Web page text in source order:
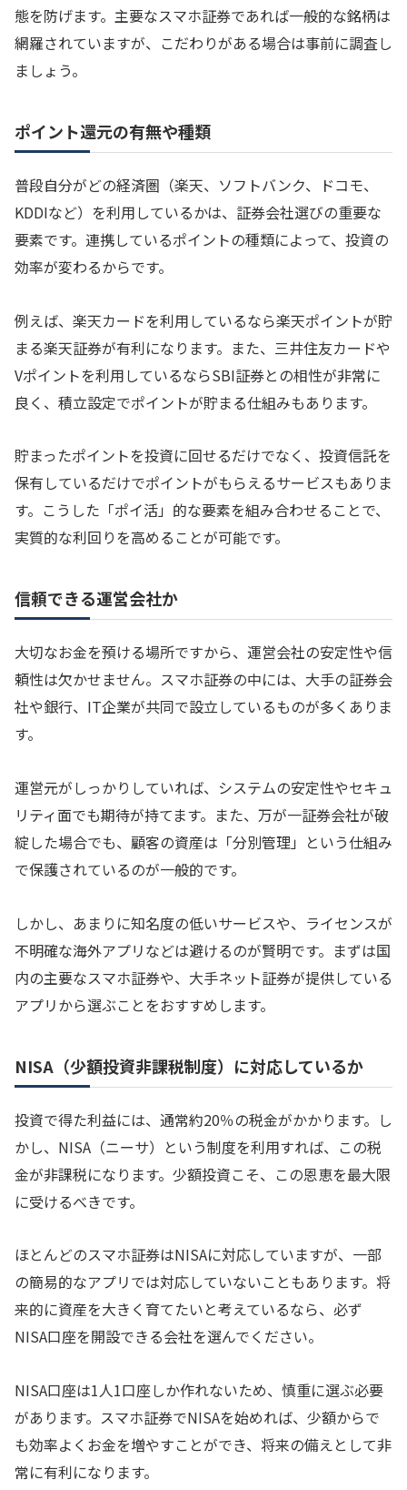
態を防げます。主要なスマホ証券であれば一般的な銘柄は
網羅されていますが、こだわりがある場合は事前に調査し
ましょう。
ポイント還元の有無や種類
普段自分がどの経済圏（楽天、ソフトバンク、ドコモ、
KDDIなど）を利用しているかは、証券会社選びの重要な
要素です。連携しているポイントの種類によって、投資の
効率が変わるからです。
例えば、楽天カードを利用しているなら楽天ポイントが貯
まる楽天証券が有利になります。また、三井住友カードや
Vポイントを利用しているならSBI証券との相性が非常に
良く、積立設定でポイントが貯まる仕組みもあります。
貯まったポイントを投資に回せるだけでなく、投資信託を
保有しているだけでポイントがもらえるサービスもありま
す。こうした「ポイ活」的な要素を組み合わせることで、
実質的な利回りを高めることが可能です。
信頼できる運営会社か
大切なお金を預ける場所ですから、運営会社の安定性や信
頼性は欠かせません。スマホ証券の中には、大手の証券会
社や銀行、IT企業が共同で設立しているものが多くありま
す。
運営元がしっかりしていれば、システムの安定性やセキュ
リティ面でも期待が持てます。また、万が一証券会社が破
綻した場合でも、顧客の資産は「分別管理」という仕組み
で保護されているのが一般的です。
しかし、あまりに知名度の低いサービスや、ライセンスが
不明確な海外アプリなどは避けるのが賢明です。まずは国
内の主要なスマホ証券や、大手ネット証券が提供している
アプリから選ぶことをおすすめします。
NISA（少額投資非課税制度）に対応しているか
投資で得た利益には、通常約20％の税金がかかります。し
かし、NISA（ニーサ）という制度を利用すれば、この税
金が非課税になります。少額投資こそ、この恩恵を最大限
に受けるべきです。
ほとんどのスマホ証券はNISAに対応していますが、一部
の簡易的なアプリでは対応していないこともあります。将
来的に資産を大きく育てたいと考えているなら、必ず
NISA口座を開設できる会社を選んでください。
NISA口座は1人1口座しか作れないため、慎重に選ぶ必要
があります。スマホ証券でNISAを始めれば、少額からで
も効率よくお金を増やすことができ、将来の備えとして非
常に有利になります。